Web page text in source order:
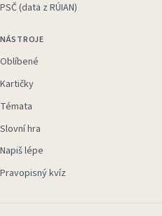
PSČ (data z RÚIAN)
NÁSTROJE
Oblíbené
Kartičky
Témata
Slovní hra
Napiš lépe
Pravopisný kvíz